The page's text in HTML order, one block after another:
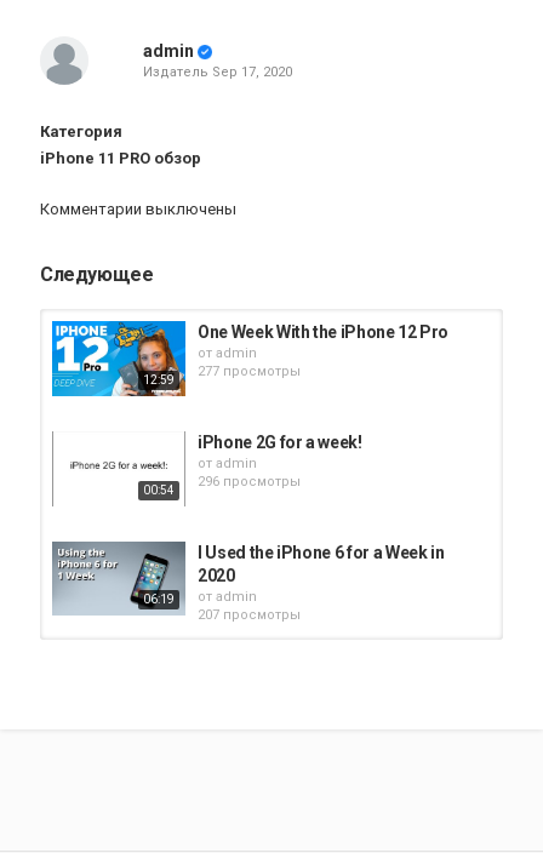
admin
Издатель Sep 17, 2020
Категория
iPhone 11 PRO обзор
Комментарии выключены
Следующее
12:59
One Week With the iPhone 12 Pro
от admin
277 просмотры
00:54
iPhone 2G for a week!
от admin
296 просмотры
06:19
I Used the iPhone 6 for a Week in
2020
от admin
207 просмотры